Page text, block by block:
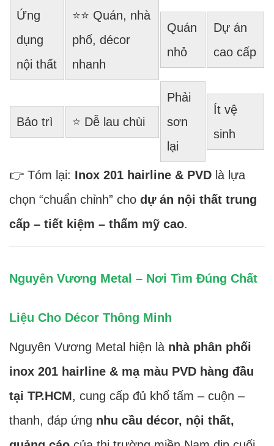
Ứng
dụng
nội thất
⭐⭐ Quán, nhà
phố, décor
nhanh
Quán
nhỏ
Dự án
cao cấp
Bảo trì ⭐ Dễ lau chùi
Phải
sơn
lại
Ít vệ
sinh
👉 Tóm lại: Inox 201 hairline & PVD là lựa
chọn “chuẩn chỉnh” cho dự án nội thất trung
cấp – tiết kiệm – thẩm mỹ cao.
Nguyên Vương Metal – Nơi Tìm Đúng Chất
Liệu Cho Décor Thông Minh
Nguyên Vương Metal hiện là nhà phân phối
inox 201 hairline & mạ màu PVD hàng đầu
tại TP.HCM, cung cấp đủ khổ tấm – cuộn –
thanh, đáp ứng nhu cầu décor, nội thất,